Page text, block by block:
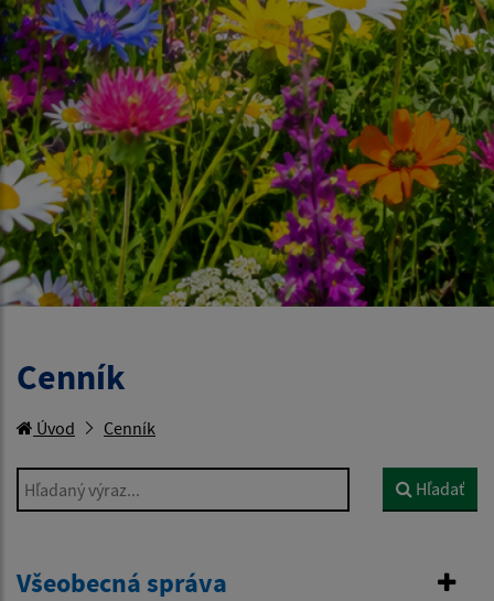
Cenník
Úvod Cenník
Hľadaný výraz... Hľadať
Všeobecná správa